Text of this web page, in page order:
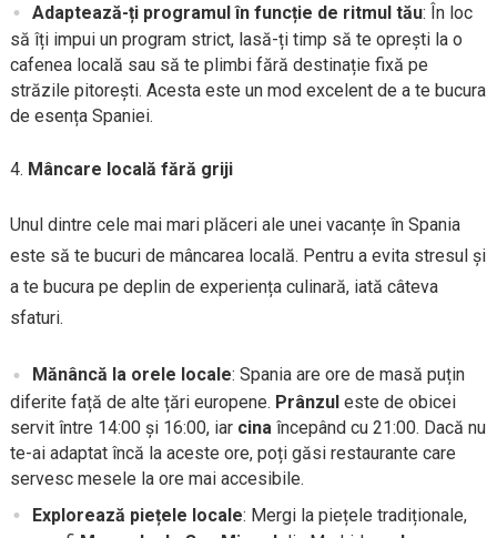
Adaptează-ți programul în funcție de ritmul tău: În loc
să îți impui un program strict, lasă-ți timp să te oprești la o
cafenea locală sau să te plimbi fără destinație fixă pe
străzile pitorești. Acesta este un mod excelent de a te bucura
de esența Spaniei.
Mâncare locală fără griji
Unul dintre cele mai mari plăceri ale unei vacanțe în Spania
este să te bucuri de mâncarea locală. Pentru a evita stresul și
a te bucura pe deplin de experiența culinară, iată câteva
sfaturi.
Mănâncă la orele locale: Spania are ore de masă puțin
diferite față de alte țări europene. Prânzuleste de obicei
servit între 14:00 și 16:00, iar cina începând cu 21:00. Dacă nu
te-ai adaptat încă la aceste ore, poți găsi restaurante care
servesc mesele la ore mai accesibile.
Explorează piețele locale: Mergi la piețele tradiționale,